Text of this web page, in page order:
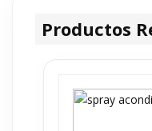
Productos